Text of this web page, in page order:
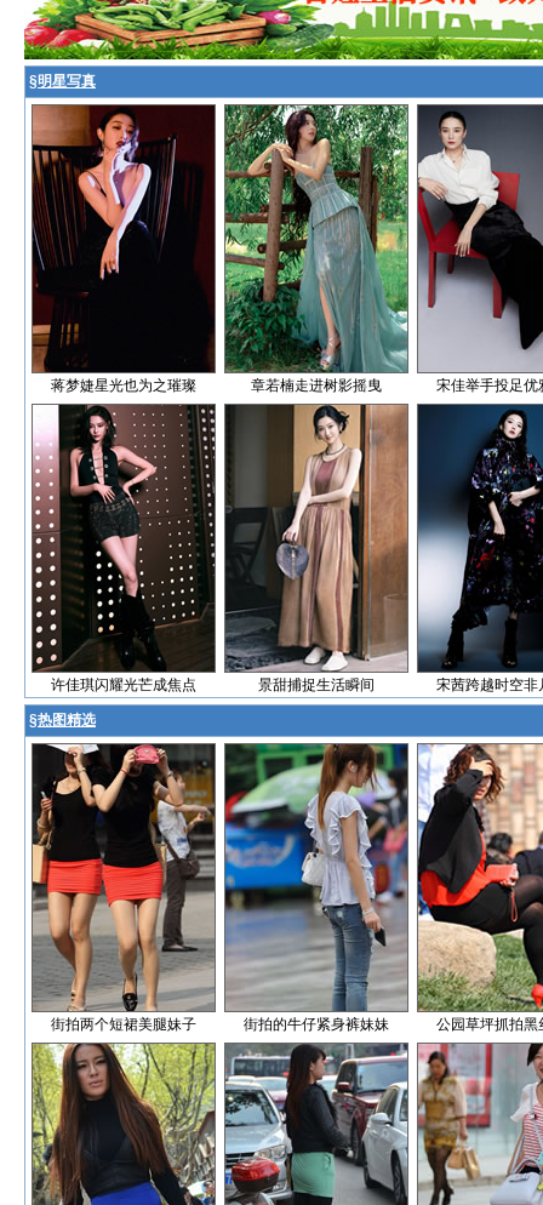
§明星写真
蒋梦婕星光也为之璀璨 章若楠走进树影摇曳 宋佳举手投足优
许佳琪闪耀光芒成焦点 景甜捕捉生活瞬间 宋茜跨越时空非
§热图精选
街拍两个短裙美腿妹子 街拍的牛仔紧身裤妹妹 公园草坪抓拍黑